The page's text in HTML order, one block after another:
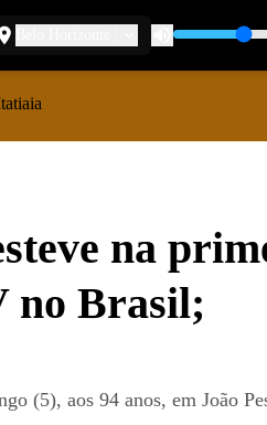
na
no Brasil;
(5), aos 94 anos, em João